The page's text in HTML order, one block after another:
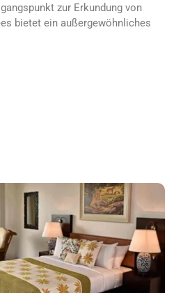
zur Erkundung von
bietet ein außergewöhnliches